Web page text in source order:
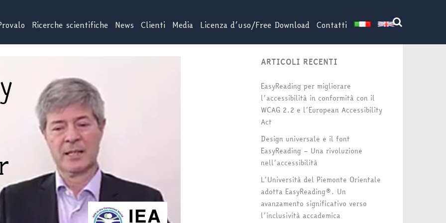
Ricerche scientifiche News Clienti Media Licenza d’uso/Free Download Contatti
ARTICOLI RECENTI
EasyReading per migliorare
l’accessibilità in conformità con il
WCAG 2.2 e l’European Accessibility
Act
Design universale e il font
EasyReading – Una rivoluzione
nell’accessibilità
L’Università del Piemonte Orientale
adotta EasyReading®. Un
avanzamento significativo verso
l’inclusività accademica